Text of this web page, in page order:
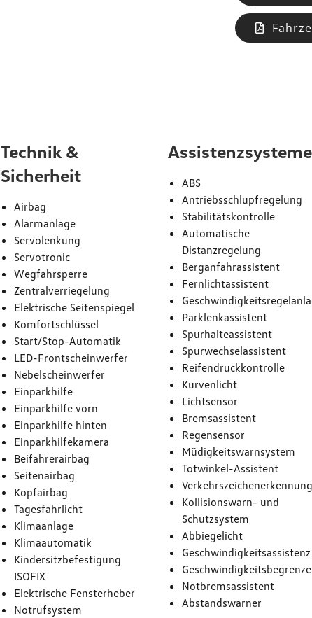
Technik &
Sicherheit
Airbag
Alarmanlage
Servolenkung
Servotronic
Wegfahrsperre
Zentralverriegelung
Elektrische Seitenspiegel
Komfortschlüssel
Start/Stop-Automatik
LED-Frontscheinwerfer
Nebelscheinwerfer
Einparkhilfe
Einparkhilfe vorn
Einparkhilfe hinten
Einparkhilfekamera
Beifahrerairbag
Seitenairbag
Kopfairbag
Tagesfahrlicht
Klimaanlage
Klimaautomatik
Kindersitzbefestigung
ISOFIX
Elektrische Fensterheber
Notrufsystem
Assistenzsysteme
ABS
Antriebsschlupfregelung
Stabilitätskontrolle
Automatische
Distanzregelung
Berganfahrassistent
Fernlichtassistent
Parklenkassistent
Spurhalteassistent
Spurwechselassistent
Reifendruckkontrolle
Kurvenlicht
Lichtsensor
Bremsassistent
Regensensor
Müdigkeitswarnsystem
Totwinkel-Assistent
Verkehrszeichenerkennung
Kollisionswarn- und
Schutzsystem
Abbiegelicht
Geschwindigkeitsassistenz
Notbremsassistent
Abstandswarner